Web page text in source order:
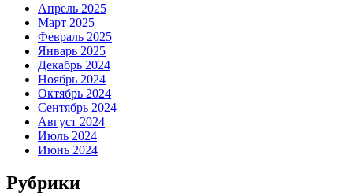
Апрель 2025
Март 2025
Февраль 2025
Январь 2025
Декабрь 2024
Ноябрь 2024
Октябрь 2024
Сентябрь 2024
Август 2024
Июль 2024
Июнь 2024
Рубрики